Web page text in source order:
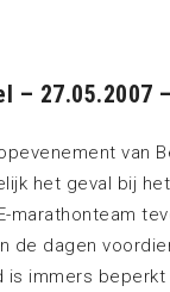
– 27.05.2007
van
het geval bij het
marathonteam
de dagen
is immers